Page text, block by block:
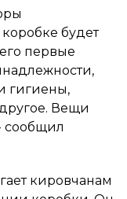
будет
первые
гигиены,
Вещи
сообщил
кировчанам